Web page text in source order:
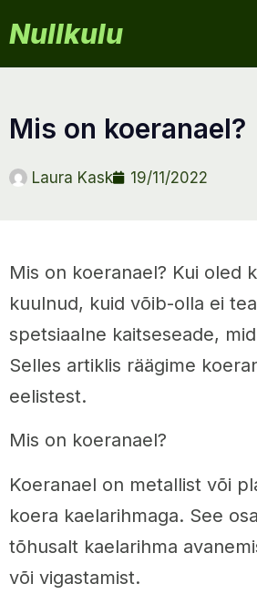
Nullkulu
mis on koeranael?
Laura Kask 19/11/2022
Mis on koeranael? Kui oled
kuulnud, kuid võib-olla ei
spetsiaalne kaitseseade,
Selles artiklis räägime
eelistest.
Mis on koeranael?
Koeranael on metallist või
koera kaelarihmaga. See
tõhusalt kaelarihma
või vigastamist.